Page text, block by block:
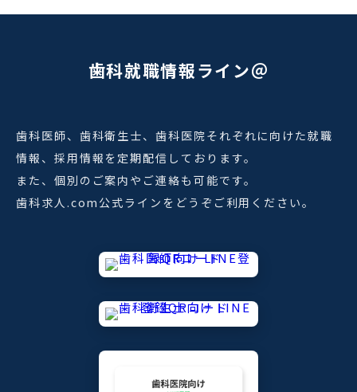
歯科就職情報ライン＠
歯科医師、歯科衛生士、歯科医院それぞれに向けた就職
情報、採用情報を定期配信しております。
また、個別のご案内やご連絡も可能です。
歯科求人.com公式ラインをどうぞご利用ください。